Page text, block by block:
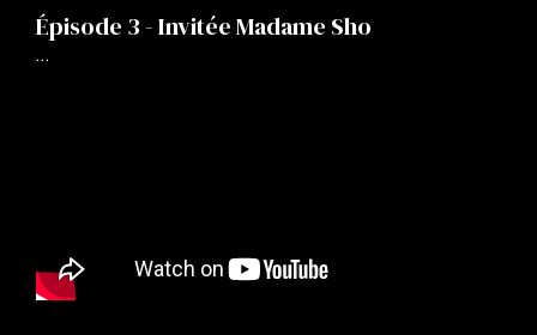
Épisode 3 - Invitée Madame Sho
…